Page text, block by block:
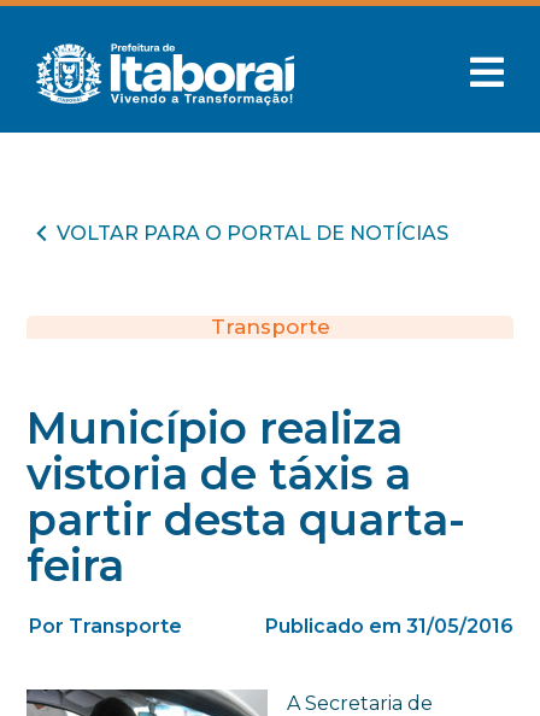
VOLTAR PARA O PORTAL DE NOTÍCIAS
Transporte
Município realiza
vistoria de táxis a
partir desta quarta-
feira
Por Transporte Publicado em 31/05/2016
A Secretaria de